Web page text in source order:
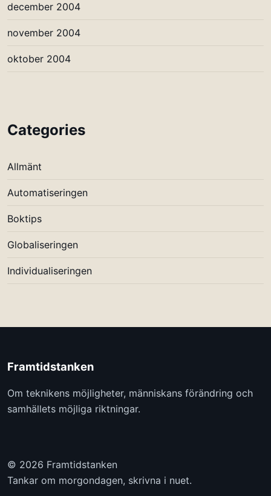
december 2004
november 2004
oktober 2004
Categories
Allmänt
Automatiseringen
Boktips
Globaliseringen
Individualiseringen
Framtidstanken
Om teknikens möjligheter, människans förändring och
samhällets möjliga riktningar.
© 2026 Framtidstanken
Tankar om morgondagen, skrivna i nuet.